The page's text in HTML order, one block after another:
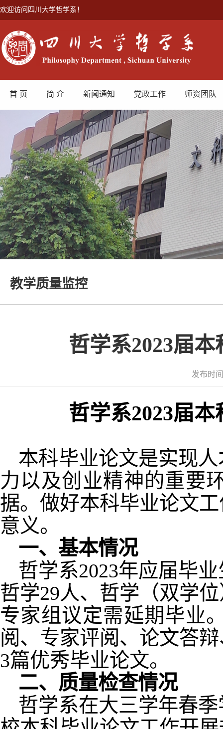
欢迎访问四川大学哲学系！
首 页 简 介 新闻通知 党政工作 师资团队
教学质量监控
哲学系2023届
发布时
哲学系2023届本
本科毕业论文是实现
力以及创业精神的重要
据。做好本科毕业论文
意义。
一、基本情况
哲学系2023年应届毕
哲学29人、哲学（双学
专家组议定需延期毕业
阅、专家评阅、论文答
3篇优秀毕业论文。
二、质量检查情况
哲学系在大三学年春